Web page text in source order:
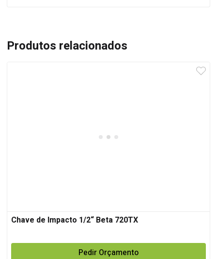
Produtos relacionados
Chave de Impacto 1/2“ Beta 720TX
Pedir Orçamento